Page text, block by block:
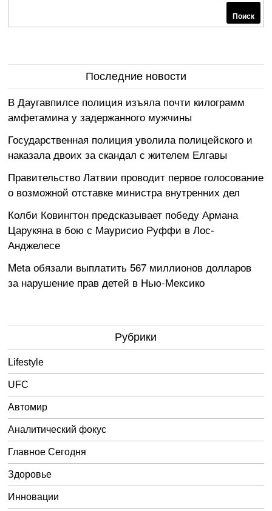
Поиск
Последние новости
В Даугавпилсе полиция изъяла почти килограмм
амфетамина у задержанного мужчины
Государственная полиция уволила полицейского и
наказала двоих за скандал с жителем Елгавы
Правительство Латвии проводит первое голосование
о возможной отставке министра внутренних дел
Колби Ковингтон предсказывает победу Армана
Царукяна в бою с Маурисио Руффи в Лос-
Анджелесе
Meta обязали выплатить 567 миллионов долларов
за нарушение прав детей в Нью-Мексико
Рубрики
Lifestyle
UFC
Автомир
Аналитический фокус
Главное Сегодня
Здоровье
Инновации